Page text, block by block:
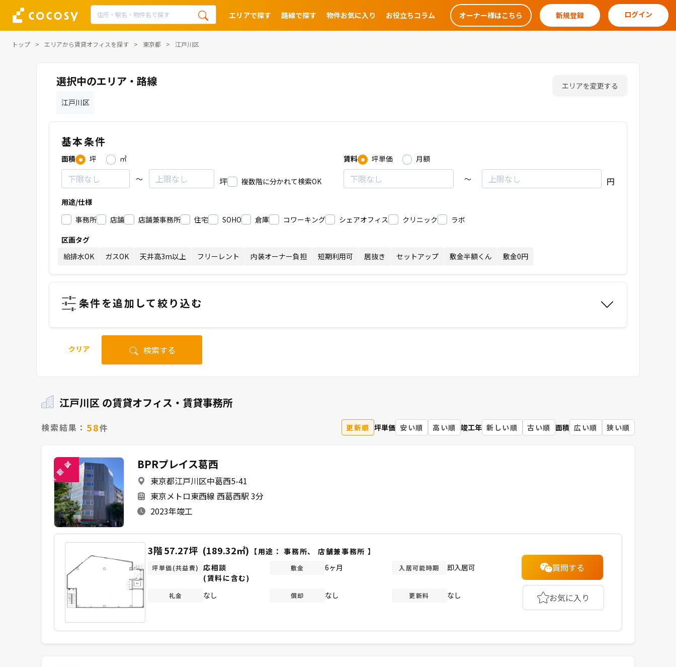
エリアで探す 路線で探す 物件お気に入り お役立ちコラム オーナー様はこちら 新規登録 ログイン
トップ エリアから賃貸オフィスを探す 東京都 江戸川区
選択中のエリア・路線
江戸川区
エリアを変更する
基本条件
面積 坪
㎡
～
坪 複数階に分かれて検索OK
賃料 坪単価
月額
～
円
用途/仕様
事務所
店舗 店舗兼事務所 住宅 SOHO 倉庫 コワーキング シェアオフィス クリニック
ラボ
区画タグ
給排水OK
ガスOK 天井高3m以上 フリーレント 内装オーナー負担 短期利用可 居抜き セットアップ 敷金半額くん 敷金0円
条件を追加して絞り込む
クリア 検索する
江戸川区 の賃貸オフィス・賃貸事務所
検索結果： 58件 更新順 坪単価 安い順 高い順 竣工年 新しい順 古い順 面積 広い順 狭い順
未
閲
覧 BPRプレイス葛西
東京都江戸川区中葛西5-41
東京メトロ東西線 西葛西駅 3分
2023年竣工
3階57.27坪 (189.32㎡) 【用途：事務所、 店舗兼事務所 】
坪単価(共益費)
応相談
(賃料に含む)
敷金 6ヶ月 入居可能時期 即入居可
礼金 なし 償却 なし 更新料 なし
質問する
お気に入り